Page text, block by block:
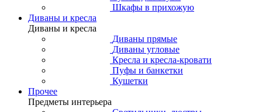
Шкафы в прихожую
Диваны и кресла
Диваны и кресла
Диваны прямые
Диваны угловые
Кресла и кресла-кровати
Пуфы и банкетки
Кушетки
Прочее
Предметы интерьера